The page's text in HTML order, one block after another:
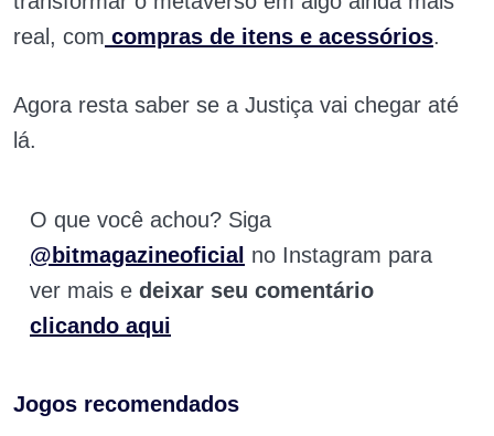
real, com compras de itens e acessórios.
Agora resta saber se a Justiça vai chegar até
lá.
O que você achou? Siga
@bitmagazineoficial no Instagram para
ver mais e deixar seu comentário
clicando aqui
Jogos recomendados